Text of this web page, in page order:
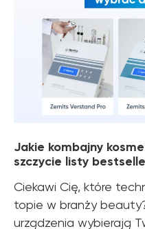
Jakie kombajny
szczycie listy
Ciekawi Cię, które
topie w branży
urządzenia wybierają